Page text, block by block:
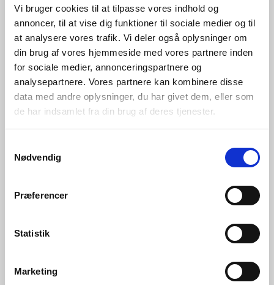
Vi bruger cookies til at tilpasse vores indhold og
annoncer, til at vise dig funktioner til sociale medier og til
at analysere vores trafik. Vi deler også oplysninger om
din brug af vores hjemmeside med vores partnere inden
for sociale medier, annonceringspartnere og
analysepartnere. Vores partnere kan kombinere disse
data med andre oplysninger, du har givet dem, eller som
de har indsamlet fra din brug af deres tjenester.
Nødvendig
Præferencer
Statistik
Marketing